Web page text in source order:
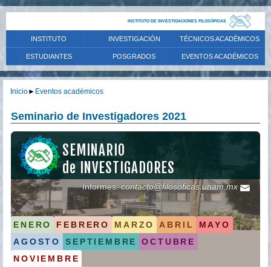
INSTITUTO DE INVESTIGACIONES FILOSÓFICAS
INSTITUTO INVESTIGACIÓN TÉCNICOS ACADÉMICOS
ESTUDIANTES POSGRADOS EVENTOS ACADÉMICOS
Inicio► Eventos académicos
Seminario de Investigadores 2021
SEMINARIO
de INVESTIGADORES
Informes: contacto@filosoficas.unam.mx
ENERO FEBRERO MARZO ABRIL
MAYO
AGOSTO
SEPTIEMBRE
OCTUBRE
NOVIEMBRE